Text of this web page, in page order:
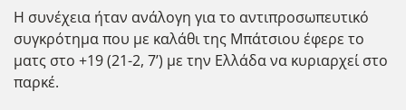
Η συνέχεια ήταν ανάλογη για το αντιπροσωπευτικό
συγκρότημα που με καλάθι της Μπάτσιου έφερε το
ματς στο +19 (21-2, 7’) με την Ελλάδα να κυριαρχεί στο
παρκέ.